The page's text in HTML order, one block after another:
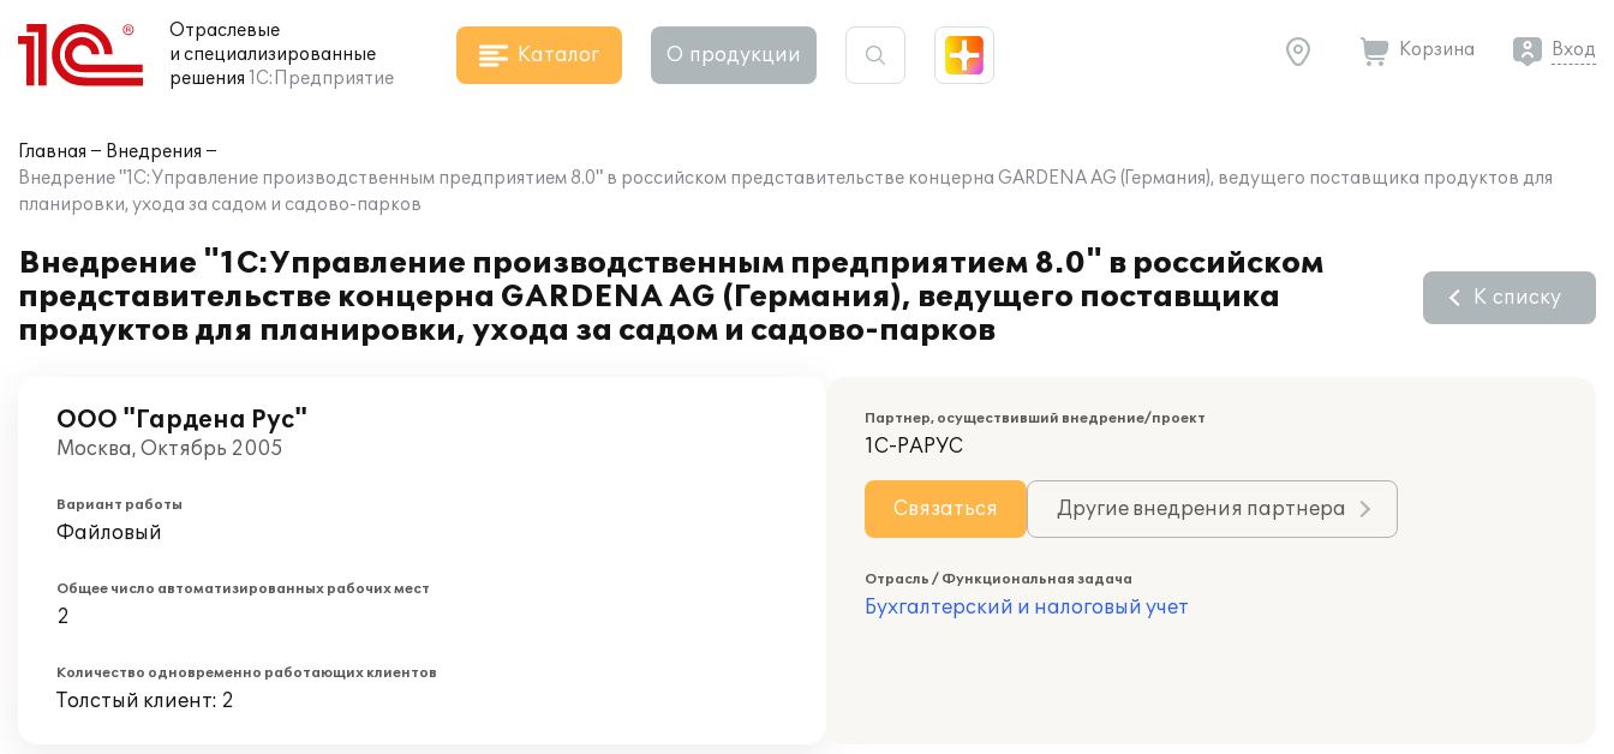
Отраслевые
и специализированные
решения 1С:Предприятие
Каталог О продукции Корзина Вход
Главная
Внедрения
Внедрение "1С:Управление производственным предприятием 8.0" в российском представительстве концерна GARDENA AG (Германия), ведущего поставщика продуктов для
планировки, ухода за садом и садово-парков
Внедрение "1С:Управление производственным предприятием 8.0" в российском
представительстве концерна GARDENA AG (Германия), ведущего поставщика
продуктов для планировки, ухода за садом и садово-парков
К списку
ООО "Гардена Рус"
Москва, Октябрь 2005
Вариант работы
Файловый
Общее число автоматизированных рабочих мест
2
Количество одновременно работающих клиентов
Толстый клиент: 2
Партнер, осуществивший внедрение/проект
1С-РАРУС
Связаться Другие внедрения партнера
Отрасль / Функциональная задача
Бухгалтерский и налоговый учет